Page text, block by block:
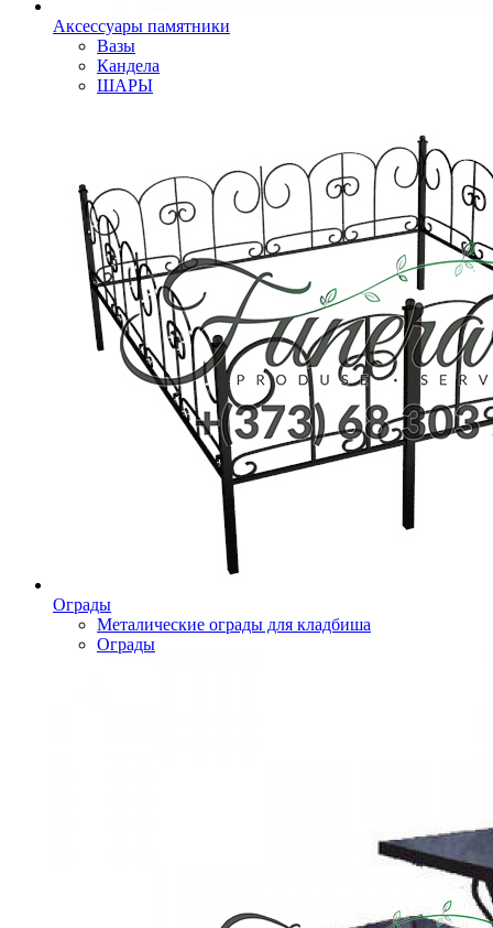
Аксессуары памятники
Вазы
Кандела
ШАРЫ
Ограды
Металические ограды для кладбиша
Ограды